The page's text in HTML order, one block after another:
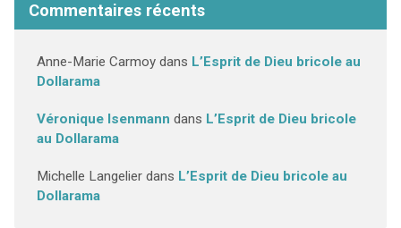
Commentaires récents
Anne-Marie Carmoydans L’Esprit de Dieu bricole au
Dollarama
Véronique Isenmann dans L’Esprit de Dieu bricole
au Dollarama
Michelle Langelierdans L’Esprit de Dieu bricole au
Dollarama